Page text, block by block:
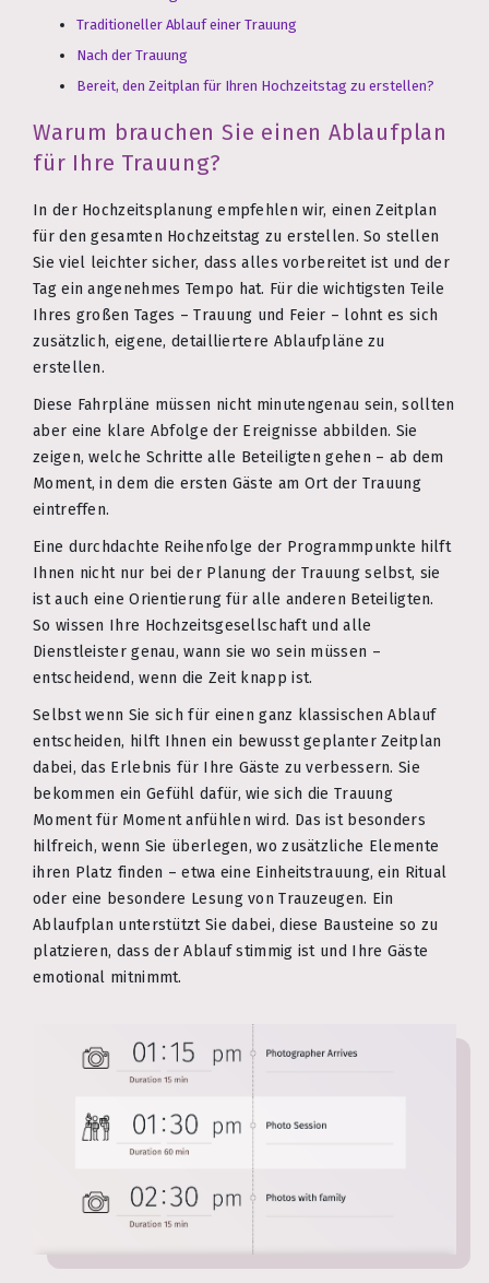
Traditioneller Ablauf einer Trauung
Nach der Trauung
Bereit, den Zeitplan für Ihren Hochzeitstag zu erstellen?
Warum brauchen Sie einen Ablaufplan
für Ihre Trauung?
In der Hochzeitsplanung empfehlen wir, einen Zeitplan
für den gesamten Hochzeitstag zu erstellen. So stellen
Sie viel leichter sicher, dass alles vorbereitet ist und der
Tag ein angenehmes Tempo hat. Für die wichtigsten Teile
Ihres großen Tages – Trauung und Feier – lohnt es sich
zusätzlich, eigene, detailliertere Ablaufpläne zu
erstellen.
Diese Fahrpläne müssen nicht minutengenau sein, sollten
aber eine klare Abfolge der Ereignisse abbilden. Sie
zeigen, welche Schritte alle Beteiligten gehen – ab dem
Moment, in dem die ersten Gäste am Ort der Trauung
eintreffen.
Eine durchdachte Reihenfolge der Programmpunkte hilft
Ihnen nicht nur bei der Planung der Trauung selbst, sie
ist auch eine Orientierung für alle anderen Beteiligten.
So wissen Ihre Hochzeitsgesellschaft und alle
Dienstleister genau, wann sie wo sein müssen –
entscheidend, wenn die Zeit knapp ist.
Selbst wenn Sie sich für einen ganz klassischen Ablauf
entscheiden, hilft Ihnen ein bewusst geplanter Zeitplan
dabei, das Erlebnis für Ihre Gäste zu verbessern. Sie
bekommen ein Gefühl dafür, wie sich die Trauung
Moment für Moment anfühlen wird. Das ist besonders
hilfreich, wenn Sie überlegen, wo zusätzliche Elemente
ihren Platz finden – etwa eine Einheitstrauung, ein Ritual
oder eine besondere Lesung von Trauzeugen. Ein
Ablaufplan unterstützt Sie dabei, diese Bausteine so zu
platzieren, dass der Ablauf stimmig ist und Ihre Gäste
emotional mitnimmt.